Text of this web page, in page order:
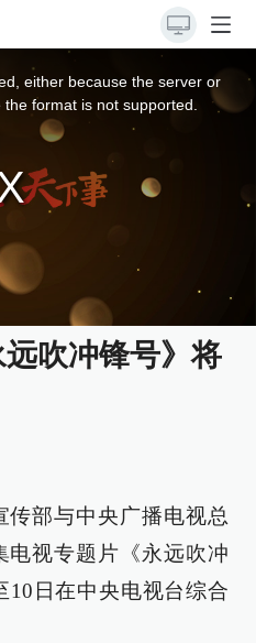
either because the server or
format is not supported.
吹冲锋号》将
传部与中央广播电视总
电视专题片《永远吹冲
10日在中央电视台综合